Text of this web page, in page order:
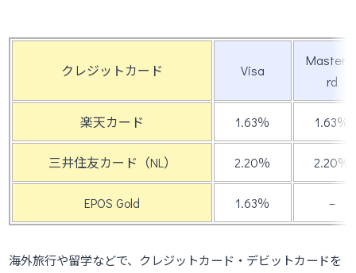
クレジットカード Visa
rd
楽天カード 1.63％ 1.63％
三井住友カード（NL） 2.20％ 2.20％
EPOS Gold 1.63％ –
海外旅行や留学などで、クレジットカード・デビットカードを